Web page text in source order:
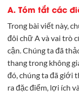
A. Tóm tắt các
Trong bài viết này,
đôi chữ A và vai trò
cận. Chúng ta đã
thang trong không
đó, chúng ta đã giới
ra đặc điểm, lợi ích